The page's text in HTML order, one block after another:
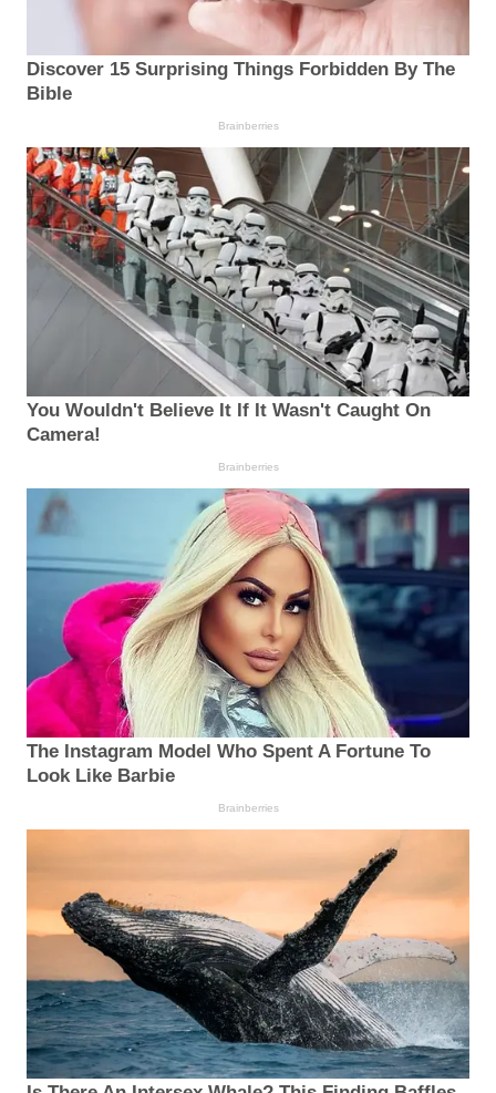
Discover 15 Surprising Things Forbidden By The
Bible
Brainberries
You Wouldn't Believe It If It Wasn't Caught On
Camera!
Brainberries
The Instagram Model Who Spent A Fortune To
Look Like Barbie
Brainberries